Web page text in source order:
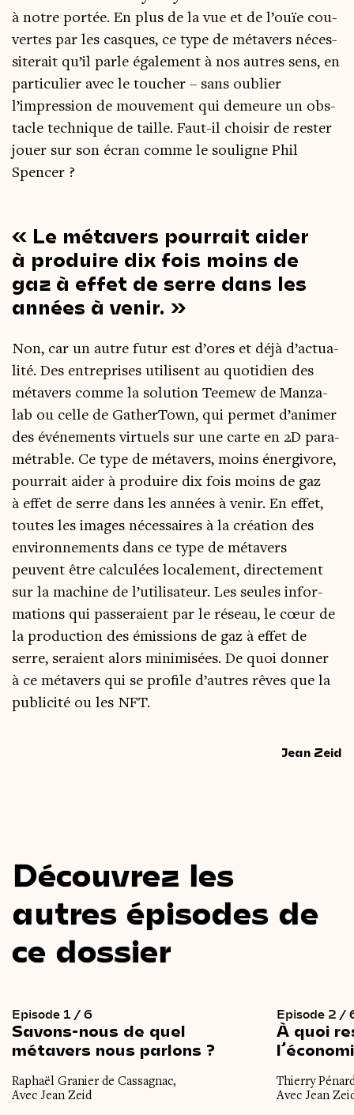
à notre por­tée. En plus de la vue et de l’ouïe cou­
vertes par les casques, ce type de méta­vers néces­
si­te­rait qu’il parle éga­le­ment à nos autres sens, en
par­ti­cu­lier avec le tou­cher – sans oublier
l’impression de mou­ve­ment qui demeure un obs­
tacle tech­nique de taille. Faut-il choi­sir de res­ter
jouer sur son écran comme le sou­ligne Phil
Spencer ?
Le méta­vers pour­rait aider
à pro­duire dix fois moins de
gaz à effet de serre dans les
années à venir.
Non, car un autre futur est d’ores et déjà d’ac­tua­
li­té. Des entre­prises uti­lisent au quo­ti­dien des
méta­vers comme la solu­tion Tee­mew de Man­za­
lab ou celle de Gather­Town, qui per­met d’animer
des évé­ne­ments vir­tuels sur une carte en 2D para­
mé­trable. Ce type de méta­vers, moins éner­gi­vore,
pour­rait aider à pro­duire dix fois moins de gaz
à effet de serre dans les années à venir. En effet,
toutes les images néces­saires à la créa­tion des
envi­ron­ne­ments dans ce type de méta­vers
peuvent être cal­cu­lées loca­le­ment, direc­te­ment
sur la machine de l’u­ti­li­sa­teur. Les seules infor­
ma­tions qui pas­se­raient par le réseau, le cœur de
la pro­duc­tion des émis­sions de gaz à effet de
serre, seraient alors mini­mi­sées. De quoi don­ner
à ce méta­vers qui se pro­file d’autres rêves que la
publi­ci­té ou les NFT.
Jean Zeid
Découvrez les
autres épisodes de
ce dossier
Episode 1 / 6
Savons-nous de quel
métavers nous parlons ?
Raphaël Granier de Cassagnac,
Avec Jean Zeid
Episode 2 /
À quoi
Thierry
Avec Jean